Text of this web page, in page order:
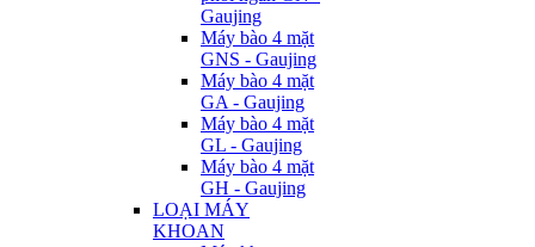
Gaujing
Máy bào 4 mặt
GNS - Gaujing
Máy bào 4 mặt
GA - Gaujing
Máy bào 4 mặt
GL - Gaujing
Máy bào 4 mặt
GH - Gaujing
LOẠI MÁY
KHOAN